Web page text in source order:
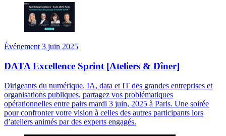
Événement 3 juin 2025
DATA Excellence Sprint [Ateliers & Dîner]
Dirigeants du numérique, IA, data et IT des grandes entreprises et
organisations publiques, partagez vos problématiques
opérationnelles entre pairs mardi 3 juin, 2025 à Paris. Une soirée
pour confronter votre vision à celles des autres participants lors
d’ateliers animés par des experts engagés.